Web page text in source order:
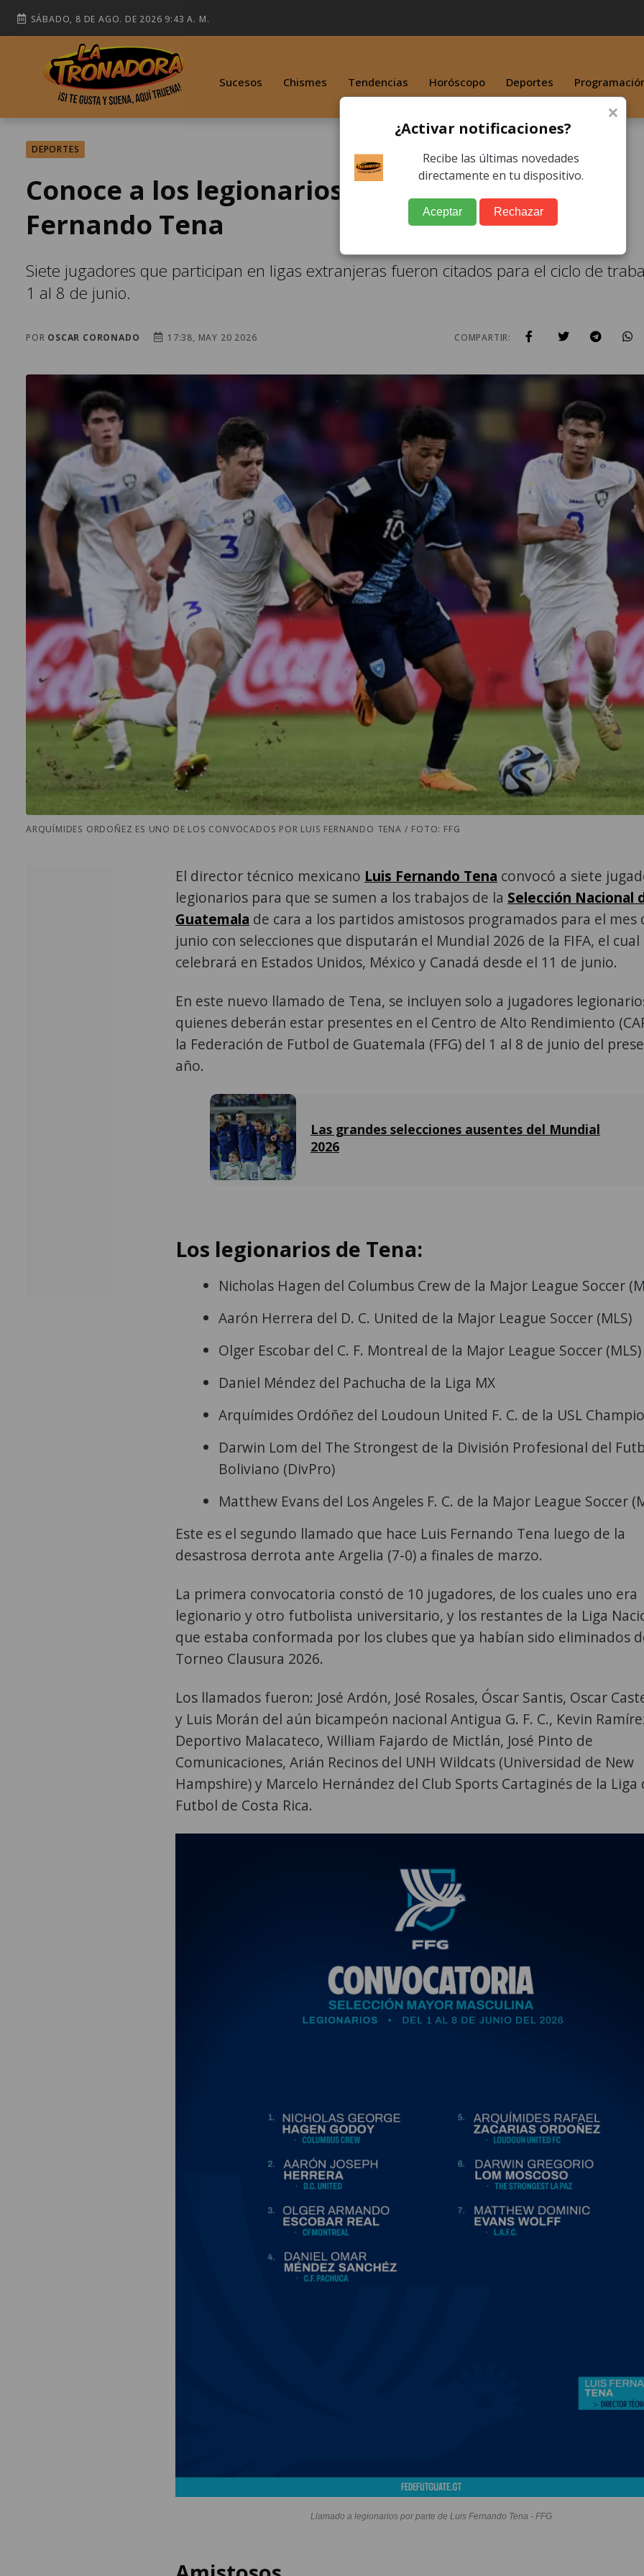
SÁBADO, 8 DE AGO. DE 2026 9:43 A. M.
Sucesos Chismes Tendencias Horóscopo Deportes
DEPORTES
Conoce a los legionarios convocados por Luis
Fernando Tena
Siete jugadores que participan en ligas extranjeras fueron citados para el ciclo de
1 al 8 de junio.
POR OSCAR CORONADO 17:38, MAY 20 2026 COMPARTIR:
ARQUÍMIDES ORDOÑEZ ES UNO DE LOS CONVOCADOS POR LUIS FERNANDO TENA / FOTO: FFG
El director técnico mexicano Luis Fernando Tena convocó a siete
legionarios para que se sumen a los trabajos de la Selección Nacional
Guatemala de cara a los partidos amistosos programados para el mes
junio con selecciones que disputarán el Mundial 2026 de la FIFA, el cual
celebrará en Estados Unidos, México y Canadá desde el 11 de junio.
En este nuevo llamado de Tena, se incluyen solo a jugadores
quienes deberán estar presentes en el Centro de Alto Rendimiento
la Federación de Futbol de Guatemala (FFG) del 1 al 8 de junio del
año.
Las grandes selecciones ausentes del Mundial
2026
Los legionarios de Tena:
Nicholas Hagen del Columbus Crew de la Major League Soccer
Aarón Herrera del D. C. United de la Major League Soccer (MLS)
Olger Escobar del C. F. Montreal de la Major League Soccer (MLS)
Daniel Méndez del Pachucha de la Liga MX
Arquímides Ordóñez del Loudoun United F. C. de la USL
Darwin Lom del The Strongest de la División Profesional del
Boliviano (DivPro)
Matthew Evans del Los Angeles F. C. de la Major League Soccer
Este es el segundo llamado que hace Luis Fernando Tena luego de la
desastrosa derrota ante Argelia (7-0) a finales de marzo.
La primera convocatoria constó de 10 jugadores, de los cuales uno era
legionario y otro futbolista universitario, y los restantes de la Liga
que estaba conformada por los clubes que ya habían sido eliminados
Torneo Clausura 2026.
Los llamados fueron: José Ardón, José Rosales, Óscar Santis, Oscar
y Luis Morán del aún bicampeón nacional Antigua G. F. C., Kevin
Deportivo Malacateco, William Fajardo de Mictlán, José Pinto de
Comunicaciones, Arián Recinos del UNH Wildcats (Universidad de New
Hampshire) y Marcelo Hernández del Club Sports Cartaginés de la Liga
Futbol de Costa Rica.
Llamado a legionarios por parte de Luis Fernando Tena - FFG
×
¿Activar notificaciones?
Recibe las últimas novedades
directamente en tu dispositivo.
Aceptar Rechazar